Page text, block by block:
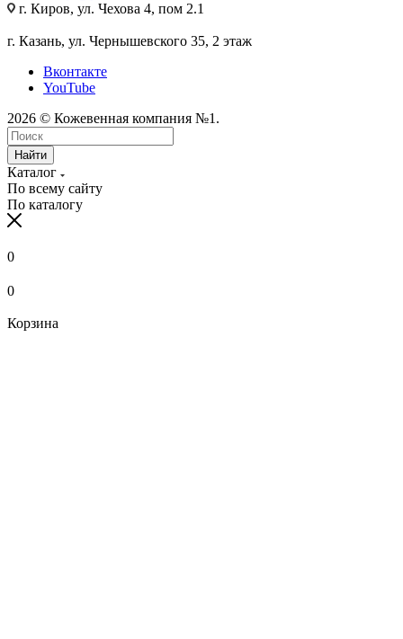
г. Киров, ул. Чехова 4, пом 2.1
г. Казань, ул. Чернышевского 35, 2 этаж
Вконтакте
YouTube
2026 © Кожевенная компания №1.
Найти
Каталог
По всему сайту
По каталогу
0
0
Корзина